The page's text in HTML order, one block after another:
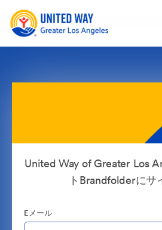
United Way of Greater Los
トBrandfolderにサ
Eメール